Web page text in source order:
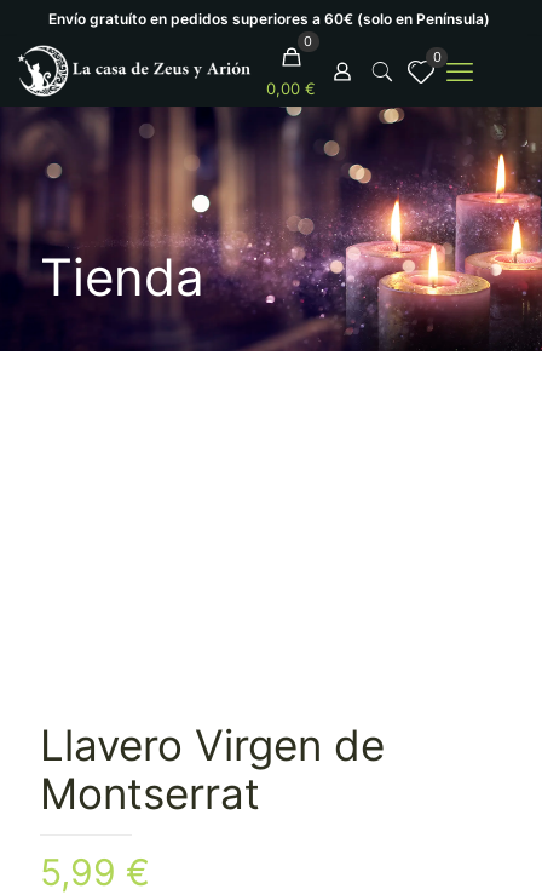
Envío gratuíto en pedidos superiores a 60€ (solo en Península)
0
0,00 €
0
Tienda
Llavero Virgen de
Montserrat
5,99 €